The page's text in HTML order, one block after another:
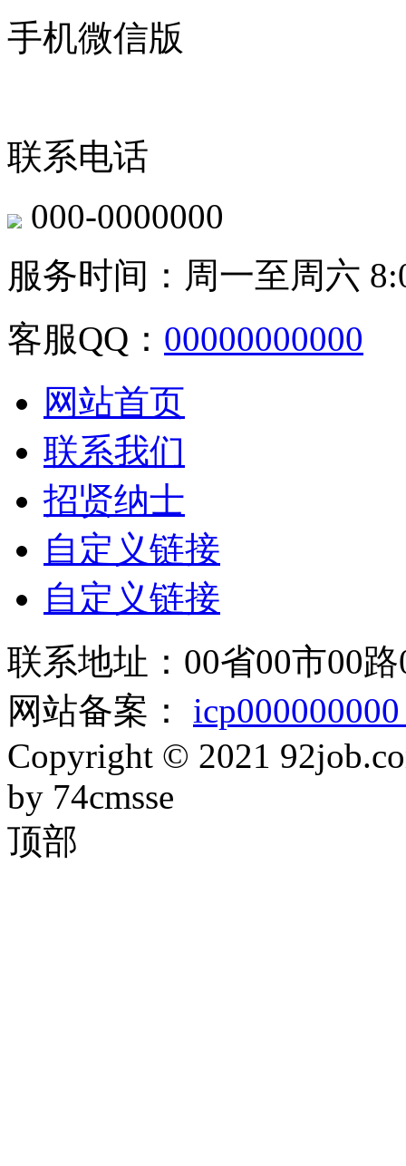
手机微信版
联系电话
000-0000000
服务时间：周一至周六
客服QQ： 00000000000
网站首页
联系我们
招贤纳士
自定义链接
自定义链接
联系地址：00省00市00
网站备案：
Copyright © 2021
by 74cmsse
顶部